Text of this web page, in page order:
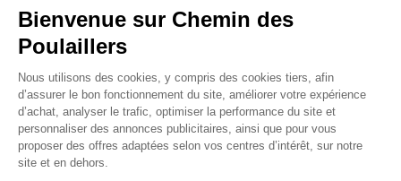
Bienvenue sur Chemin des
Poulaillers
Plateforme de Gestion du
Nous utilisons des cookies, y compris des cookies tiers, afin
d’assurer le bon fonctionnement du site, améliorer votre expérience
d’achat, analyser le trafic, optimiser la performance du site et
personnaliser des annonces publicitaires, ainsi que pour vous
proposer des offres adaptées selon vos centres d’intérêt, sur notre
site et en dehors.
Nous répondons à toutes vos
Posez-nous vos questions